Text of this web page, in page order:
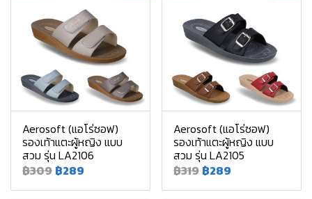
Aerosoft (แอโร่ซอฟ)
รองเท้าแตะผู้หญิง แบบ
สวม รุ่น LA2106
฿309 ฿289
Aerosoft (แอโร่ซอฟ)
รองเท้าแตะผู้หญิง แบบ
สวม รุ่น LA2105
฿319 ฿289